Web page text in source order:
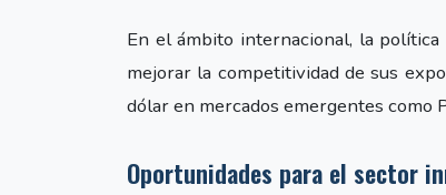
En el ámbito internacional, la
mejorar la competitividad de sus
dólar en mercados emergentes como
Oportunidades para el sector